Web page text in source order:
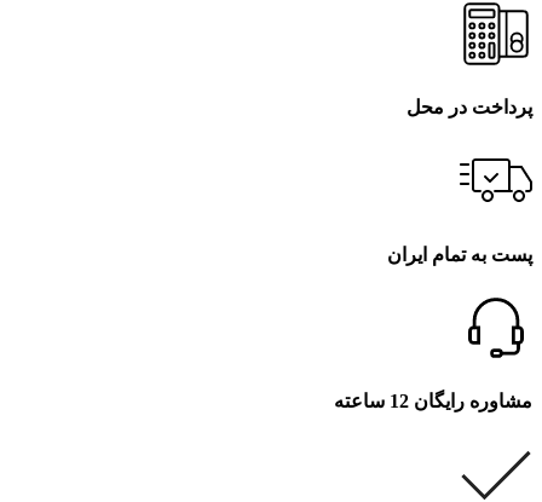
پرداخت در محل
پست به تمام ایران
مشاوره رایگان 12 ساعته